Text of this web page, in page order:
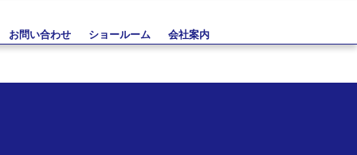
お問い合わせ ショールーム 会社案内